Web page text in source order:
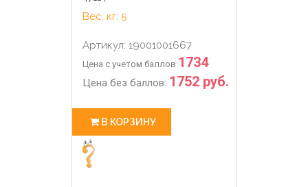
Вес, кг: 5
Артикул: 19001001667
Цена с учетом баллов 1734
Цена без баллов: 1752 руб.
В КОРЗИНУ